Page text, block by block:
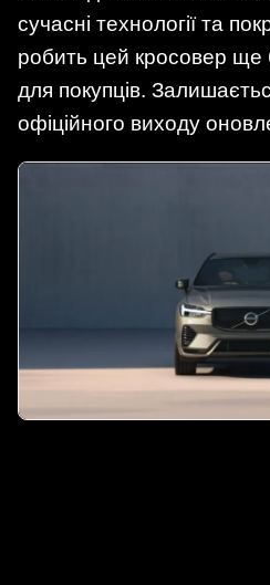
сучасні технології та
робить цей кросовер ще
для покупців.
офіційного виходу